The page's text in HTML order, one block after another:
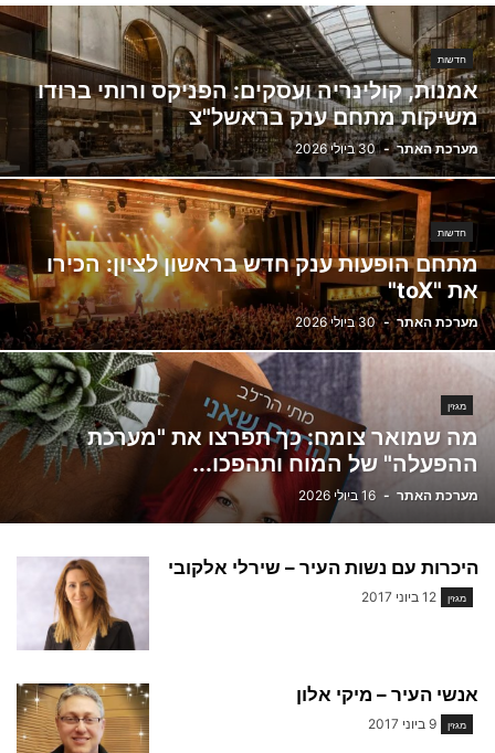
חדשות
אמנות, קולינריה ועסקים: הפניקס ורותי ברודו
משיקות מתחם ענק בראשל"צ
מערכת האתר - 30 ביולי 2026
חדשות
מתחם הופעות ענק חדש בראשון לציון: הכירו
את "toX"
מערכת האתר - 30 ביולי 2026
מגזין
מה שמואר צומח: כך תפרצו את "מערכת
ההפעלה" של המוח ותהפכו...
מערכת האתר - 16 ביולי 2026
היכרות עם נשות העיר – שירלי אלקובי
מגזין 12 ביוני 2017
אנשי העיר – מיקי אלון
מגזין 9 ביוני 2017